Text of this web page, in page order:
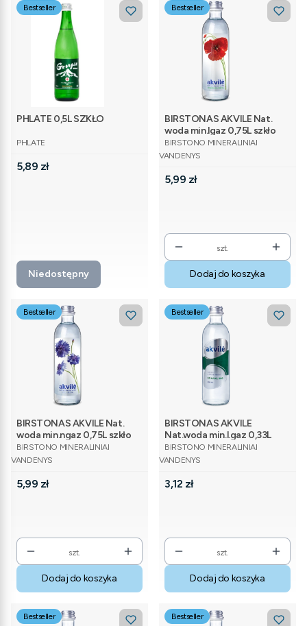
Bestseller
PHLATE 0,5L SZKŁO
PRODUCENT
PHLATE
Cena
5,89 zł
Niedostępny
Bestseller
BIRSTONAS AKVILE Nat.
woda min.lgaz 0,75L szkło
PRODUCENT
BIRSTONO MINERALINIAI
VANDENYS
Cena
5,99 zł
szt.
Dodaj do koszyka
Bestseller
BIRSTONAS AKVILE Nat.
woda min.ngaz 0,75L szkło
PRODUCENT
BIRSTONO MINERALINIAI
VANDENYS
Cena
5,99 zł
szt.
Dodaj do koszyka
Bestseller
BIRSTONAS AKVILE
Nat.woda min.l.gaz 0,33L
szkło
PRODUCENT
BIRSTONO MINERALINIAI
VANDENYS
Cena
3,12 zł
szt.
Dodaj do koszyka
Bestseller Bestseller